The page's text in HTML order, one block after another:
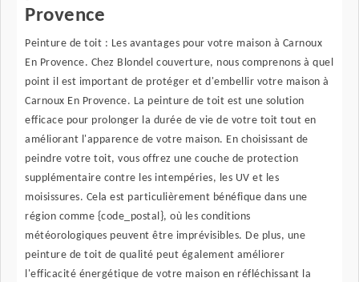
Provence
Peinture de toit : Les avantages pour votre maison à Carnoux
En Provence. Chez Blondel couverture, nous comprenons à quel
point il est important de protéger et d'embellir votre maison à
Carnoux En Provence. La peinture de toit est une solution
efficace pour prolonger la durée de vie de votre toit tout en
améliorant l'apparence de votre maison. En choisissant de
peindre votre toit, vous offrez une couche de protection
supplémentaire contre les intempéries, les UV et les
moisissures. Cela est particulièrement bénéfique dans une
région comme {code_postal}, où les conditions
météorologiques peuvent être imprévisibles. De plus, une
peinture de toit de qualité peut également améliorer
l'efficacité énergétique de votre maison en réfléchissant la